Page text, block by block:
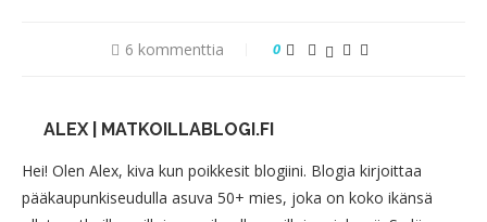
6 kommenttia 0
ALEX | MATKOILLABLOGI.FI
Hei! Olen Alex, kiva kun poikkesit blogiini. Blogia kirjoittaa
pääkaupunkiseudulla asuva 50+ mies, joka on koko ikänsä